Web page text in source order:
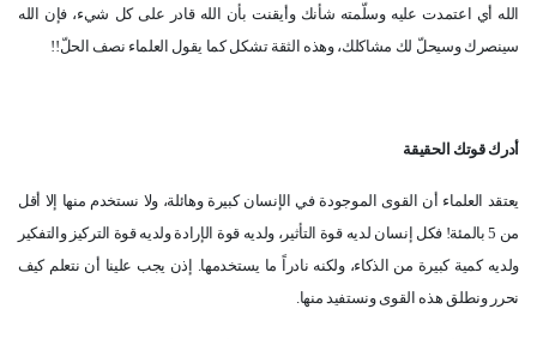
الله أي اعتمدت عليه وسلّمته شأنك وأيقنت بأن الله قادر على كل شيء، فإن الله
سينصرك وسيحلّ لك مشاكلك، وهذه الثقة تشكل كما يقول العلماء نصف الحلّ!!
أدرك قوتك الحقيقة
يعتقد العلماء أن القوى الموجودة في الإنسان كبيرة وهائلة، ولا نستخدم منها إلا أقل
من 5 بالمئة! فكل إنسان لديه قوة التأثير، ولديه قوة الإرادة ولديه قوة التركيز والتفكير
ولديه كمية كبيرة من الذكاء، ولكنه نادراً ما يستخدمها. إذن يجب علينا أن نتعلم كيف
نحرر ونطلق هذه القوى ونستفيد منها.